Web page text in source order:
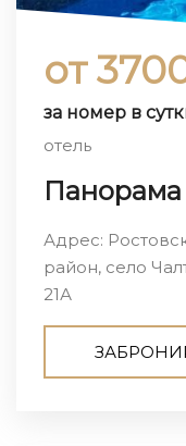
от
за номер в
отель
Панорама
Адрес:
район, село
21А